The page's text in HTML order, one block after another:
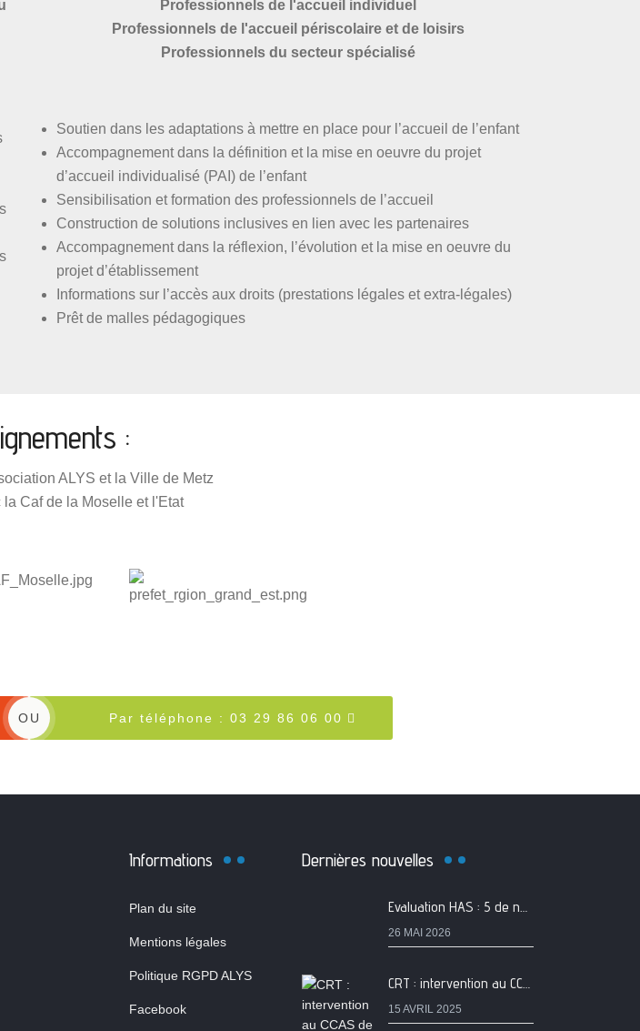
Professionnels de l'accueil individuel
Professionnels de l'accueil périscolaire et de loisirs
Professionnels du secteur spécialisé
Soutien dans les adaptations à mettre en place pour l’accueil de l’enfant
Accompagnement dans la définition et la mise en oeuvre du projet
d’accueil individualisé (PAI) de l’enfant
Sensibilisation et formation des professionnels de l’accueil
Construction de solutions inclusives en lien avec les partenaires
Accompagnement dans la réflexion, l’évolution et la mise en oeuvre du
projet d’établissement
Informations sur l’accès aux droits (prestations légales et extra-légales)
Prêt de malles pédagogiques
:
ALYS et la Ville de Metz
la Caf de la Moselle et l'Etat
OU Par téléphone : 03 29 86 06 00
Informations
Plan du site
Mentions légales
Politique RGPD ALYS
Facebook
Dernières nouvelles
Evaluation HAS : 5 de nos services classés A
26 MAI 2026
CRT : intervention au CCAS de Metz
15 AVRIL 2025